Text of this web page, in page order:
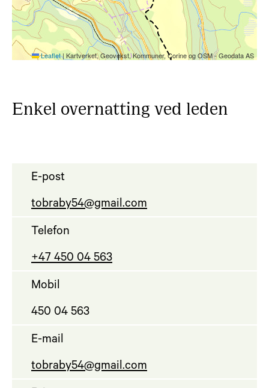
Leaflet|Kartverket, Geovekst, Kommuner, Corine og OSM - Geodata AS
Enkel overnatting ved leden
E-post
tobraby54@gmail.com
Telefon
+47 450 04 563
Mobil
450 04 563
E-mail
tobraby54@gmail.com